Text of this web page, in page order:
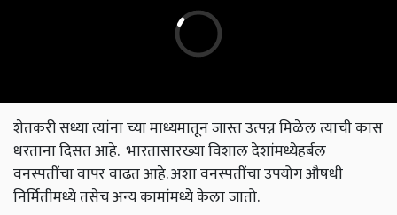
शेतकरी सध्या त्यांना च्या माध्यमातून जास्त उत्पन्न मिळेल त्याची कास
धरताना दिसत आहे. भारतासारख्या विशाल देशांमध्येहर्बल
वनस्पतींचा वापर वाढत आहे. अशा वनस्पतींचा उपयोग औषधी
निर्मितीमध्ये तसेच अन्य कामांमध्ये केला जातो.